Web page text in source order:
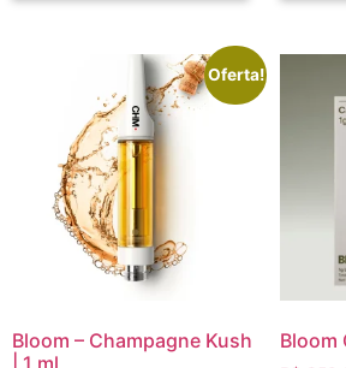
Oferta!
Bloom – Champagne Kush
| 1 ml
Bloom